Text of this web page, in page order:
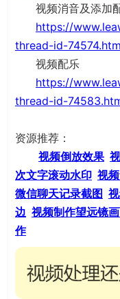
视频消音及添加
https://
thread-id-
视频配乐
https://
thread-id-
资源推荐：
视频倒放效果
次文字滚动水印 视
微信聊天记录截图
边 视频制作望远镜
作